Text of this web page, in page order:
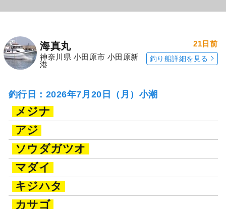
海真丸
神奈川県 小田原市 小田原新
港
21日前
釣り船詳細を見る
釣行日：2026年7月20日（月）小潮
メジナ
アジ
ソウダガツオ
マダイ
キジハタ
カサゴ